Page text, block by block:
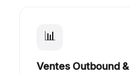
📊
Ventes Outbound &